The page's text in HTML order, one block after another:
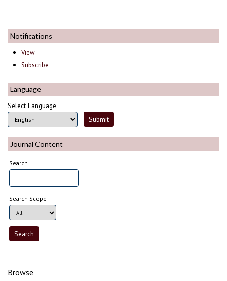
Notifications
View
Subscribe
Language
Select Language
Journal Content
Search
Search Scope
Browse